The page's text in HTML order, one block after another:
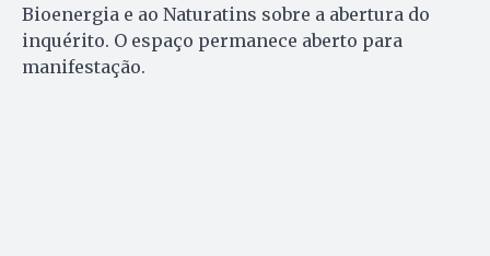
Bioenergia e ao Naturatins sobre a abertura do
inquérito. O espaço permanece aberto para
manifestação.